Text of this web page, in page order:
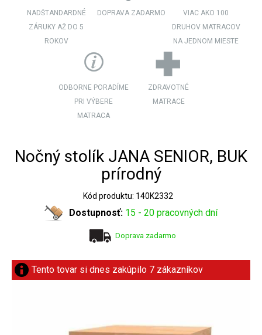
NADŠTANDARDNÉ
ZÁRUKY AŽ DO 5
ROKOV
DOPRAVA ZADARMO
VIAC AKO 100
DRUHOV MATRACOV
NA JEDNOM MIESTE
ODBORNE PORADÍME
PRI VÝBERE
MATRACA
ZDRAVOTNÉ
MATRACE
Nočný stolík JANA SENIOR, BUK
prírodný
Kód produktu: 140K2332
Dostupnosť: 15 - 20 pracovných dní
Doprava zadarmo
Tento tovar si dnes zakúpilo 7 zákazníkov